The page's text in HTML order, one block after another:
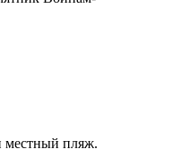
местный пляж.